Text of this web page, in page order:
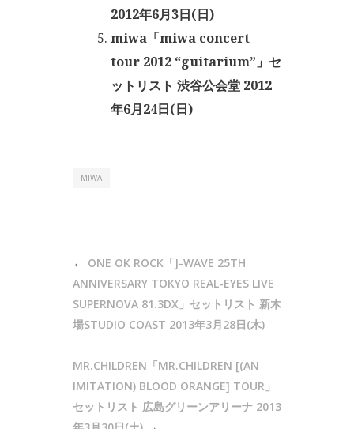
2012年6月3日(日)
miwa「miwa concert
tour 2012 “guitarium”」セ
ットリスト 渋谷公会堂 2012
年6月24日(日)
MIWA
ONE OK ROCK「J-WAVE 25TH
ANNIVERSARY TOKYO REAL-EYES LIVE
SUPERNOVA 81.3DX」セットリスト 新木
場STUDIO COAST 2013年3月28日(木)
MR.CHILDREN「MR.CHILDREN [(AN
IMITATION) BLOOD ORANGE] TOUR」
セットリスト 広島グリーンアリーナ 2013